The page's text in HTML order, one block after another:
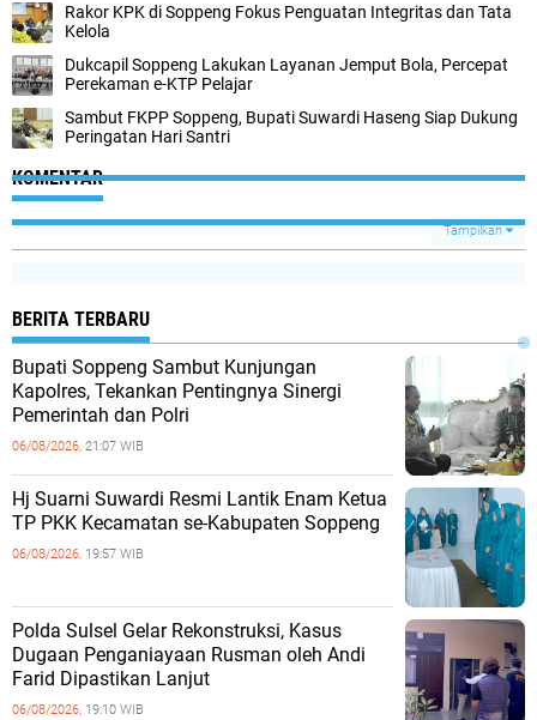
Rakor KPK di Soppeng Fokus Penguatan Integritas dan Tata
Kelola
Dukcapil Soppeng Lakukan Layanan Jemput Bola, Percepat
Perekaman e-KTP Pelajar
Sambut FKPP Soppeng, Bupati Suwardi Haseng Siap Dukung
Peringatan Hari Santri
KOMENTAR
Tampilkan
BERITA TERBARU
Bupati Soppeng Sambut Kunjungan
Kapolres, Tekankan Pentingnya Sinergi
Pemerintah dan Polri
06/08/2026, 21:07 WIB
Hj Suarni Suwardi Resmi Lantik Enam Ketua
TP PKK Kecamatan se-Kabupaten Soppeng
06/08/2026, 19:57 WIB
Polda Sulsel Gelar Rekonstruksi, Kasus
Dugaan Penganiayaan Rusman oleh Andi
Farid Dipastikan Lanjut
06/08/2026, 19:10 WIB